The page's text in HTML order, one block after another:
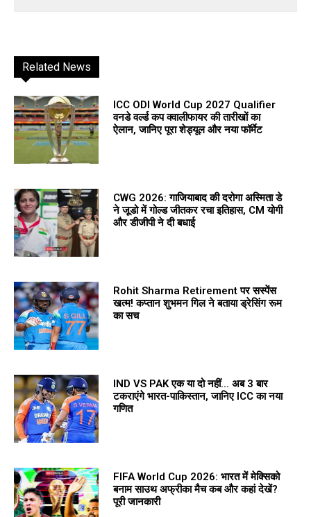
Related News
ICC ODI World Cup 2027 Qualifier
वनडे वर्ल्ड कप क्वालीफायर की तारीखों का
ऐलान, जानिए पूरा शेड्यूल और नया फॉर्मेट
CWG 2026: गाजियाबाद की दरोगा अस्मिता डे
ने जूडो में गोल्ड जीतकर रचा इतिहास, CM योगी
और डीजीपी ने दी बधाई
Rohit Sharma Retirement पर सस्पेंस
खत्म! कप्तान शुभमन गिल ने बताया ड्रेसिंग रूम
का सच
IND VS PAK एक या दो नहीं… अब 3 बार
टकराएंगे भारत-पाकिस्तान, जानिए ICC का नया
गणित
FIFA World Cup 2026: भारत में मेक्सिको
बनाम साउथ अफ्रीका मैच कब और कहां देखें?
पूरी जानकारी